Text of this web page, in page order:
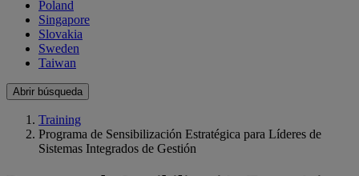
Poland
Singapore
Slovakia
Sweden
Taiwan
Abrir búsqueda
Training
Programa de Sensibilización Estratégica para Líderes de
Sistemas Integrados de Gestión